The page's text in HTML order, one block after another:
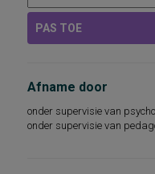
PAS TOE
Afname door
onder supervisie van
onder supervisie van